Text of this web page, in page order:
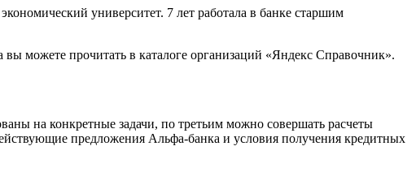
университет. 7 лет работала в банке старшим
можете прочитать в каталоге организаций «Яндекс Справочник».
на конкретные задачи, по третьим можно совершать расчеты
предложения Альфа-банка и условия получения кредитных